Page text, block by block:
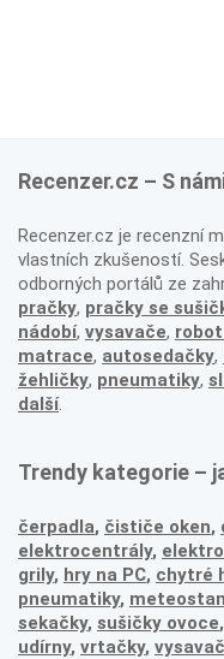
Recenzer.cz – S
Recenzer.cz je recenzní
vlastních zkušeností.
odborných portálů ze
pračky, pračky se
nádobí, vysavače,
matrace, autosedačky,
žehličky, pneumatiky,
další.
Trendy kategorie –
čerpadla, čističe oken,
elektrocentrály,
grily, hry na PC, chytré
pneumatiky,
sekačky, sušičky ovoce,
udírny, vrtačky,